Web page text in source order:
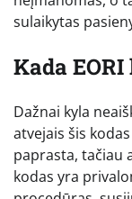
sulaikytas
Kada
Dažnai kyla
atvejais šis
paprasta, tačiau
kodas yra